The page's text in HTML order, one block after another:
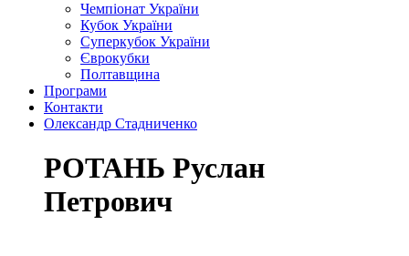
Чемпіонат України
Кубок України
Суперкубок України
Єврокубки
Полтавщина
Програми
Контакти
Олександр Стадниченко
РОТАНЬ Руслан
Петрович